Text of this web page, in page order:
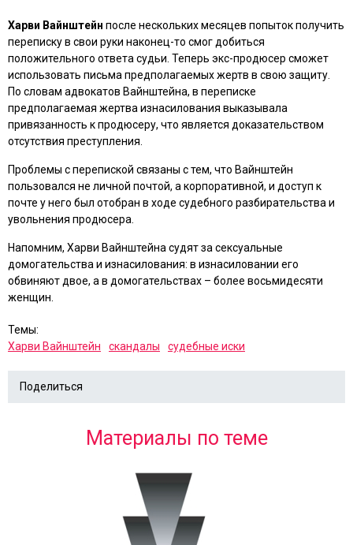
Харви Вайнштейн после нескольких месяцев попыток получить
переписку в свои руки наконец-то смог добиться
положительного ответа судьи. Теперь экс-продюсер сможет
использовать письма предполагаемых жертв в свою защиту.
По словам адвокатов Вайнштейна, в переписке
предполагаемая жертва изнасилования выказывала
привязанность к продюсеру, что является доказательством
отсутствия преступления.
Проблемы с перепиской связаны с тем, что Вайнштейн
пользовался не личной почтой, а корпоративной, и доступ к
почте у него был отобран в ходе судебного разбирательства и
увольнения продюсера.
Напомним, Харви Вайнштейна судят за сексуальные
домогательства и изнасилования: в изнасиловании его
обвиняют двое, а в домогательствах – более восьмидесяти
женщин.
Темы:
Харви Вайнштейн
скандалы судебные иски
Поделиться
Материалы по теме